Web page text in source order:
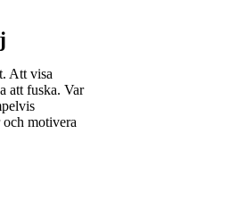
Att visa
att fuska. Var
och motivera